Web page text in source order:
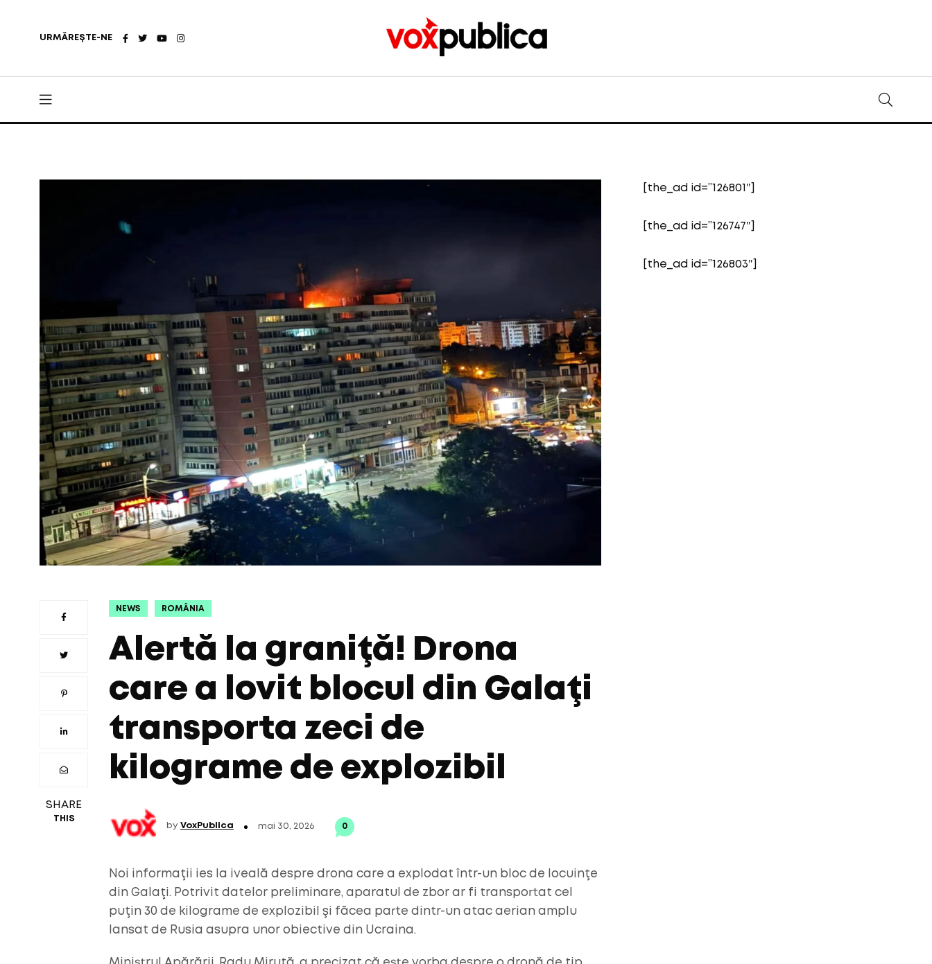
URMĂREȘTE-NE
SHARE
THIS
NEWS ROMÂNIA
Alertă la graniţă! Drona
care a lovit blocul din Galaţi
transporta zeci de
kilograme de explozibil
by VoxPublica mai 30, 2026 0
Noi informaţii ies la iveală despre drona care a explodat într-un bloc de locuinţe
din Galaţi. Potrivit datelor preliminare, aparatul de zbor ar fi transportat cel
puţin 30 de kilograme de explozibil şi făcea parte dintr-un atac aerian amplu
lansat de Rusia asupra unor obiective din Ucraina.
[the_ad id=”126801″]
[the_ad id=”126747″]
[the_ad id=”126803″]